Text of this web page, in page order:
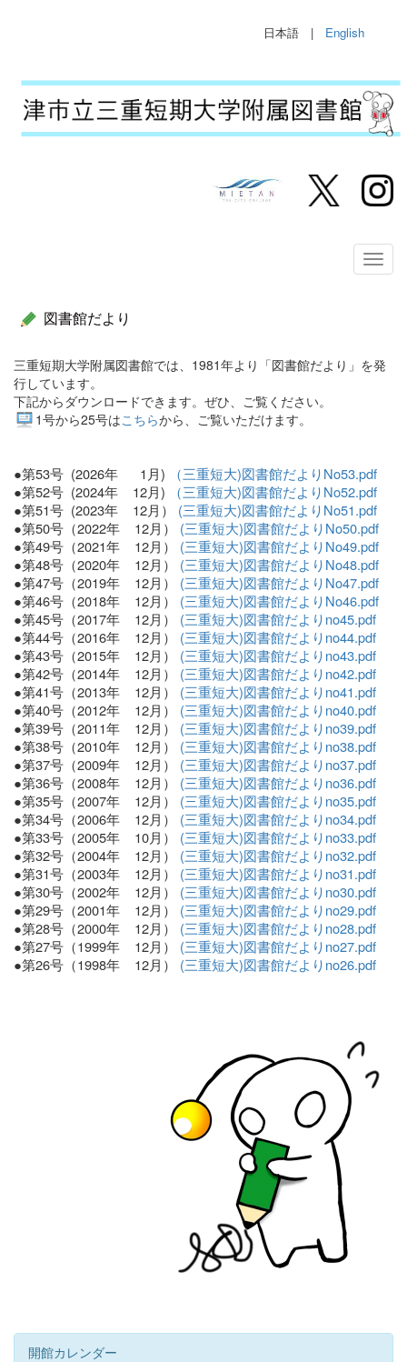
日本語 | English
図書館だより
三重短期大学附属図書館では、1981年より「図書館だより」を発
行しています。
下記からダウンロードできます。ぜひ、ご覧ください。
1号から25号はこちらから、ご覧いただけます。
●第53号 (2026年 1月)
（三重短大)図書館だよりNo53.pdf
●第52号 (2024年 12月)
（三重短大)図書館だよりNo52.pdf
●第51号 (2023年 12月） (三重短大)図書館だよりNo51.pdf
●第50号（2022年 12月） (三重短大)図書館だよりNo50.pdf
●第49号（2021年 12月） (三重短大)図書館だよりNo49.pdf
●第48号（2020年 12月） (三重短大)図書館だよりNo48.pdf
●第47号（2019年 12月） (三重短大)図書館だよりNo47.pdf
●第46号（2018年 12月） (三重短大)図書館だよりNo46.pdf
●第45号（2017年 12月） (三重短大)図書館だよりno45.pdf
●第44号（2016年 12月） (三重短大)図書館だよりno44.pdf
●第43号（2015年 12月） (三重短大)図書館だよりno43.pdf
●第42号（2014年 12月） (三重短大)図書館だよりno42.pdf
●第41号（2013年 12月） (三重短大)図書館だよりno41.pdf
●第40号（2012年 12月） (三重短大)図書館だよりno40.pdf
●第39号（2011年 12月） (三重短大)図書館だよりno39.pdf
●第38号（2010年 12月） (三重短大)図書館だよりno38.pdf
●第37号（2009年 12月） (三重短大)図書館だよりno37.pdf
●第36号（2008年 12月） (三重短大)図書館だよりno36.pdf
●第35号（2007年 12月） (三重短大)図書館だよりno35.pdf
●第34号（2006年 12月） (三重短大)図書館だよりno34.pdf
●第33号（2005年 10月） (三重短大)図書館だよりno33.pdf
●第32号（2004年 12月） (三重短大)図書館だよりno32.pdf
●第31号（2003年 12月） (三重短大)図書館だよりno31.pdf
●第30号（2002年 12月） (三重短大)図書館だよりno30.pdf
●第29号（2001年 12月） (三重短大)図書館だよりno29.pdf
●第28号（2000年 12月） (三重短大)図書館だよりno28.pdf
●第27号（1999年 12月） (三重短大)図書館だよりno27.pdf
●第26号（1998年 12月） (三重短大)図書館だよりno26.pdf
開館カレンダー